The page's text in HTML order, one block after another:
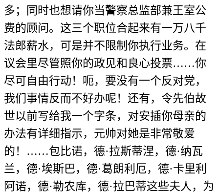
多；同时也想请你当警察总监部兼王室公
费的顾问。这三个职位合起来有一万八千
法郎薪水，可是并不限制你执行业务。在
议会里尽管照你的政见和良心投票……你
尽可自由行动！呃，要没有一个反对党，
我们事情反而不好办呢！还有，令先伯故
世以前写给我一个字条，对安插你母亲的
办法有详细指示，元帅对她是非常敬爱
的！……包比诺，德·拉斯蒂涅，德·纳瓦
兰，德·埃斯巴，德·葛朗利厄，德·卡里利
阿诺，德·勒农库，德·拉巴蒂这些夫人，为